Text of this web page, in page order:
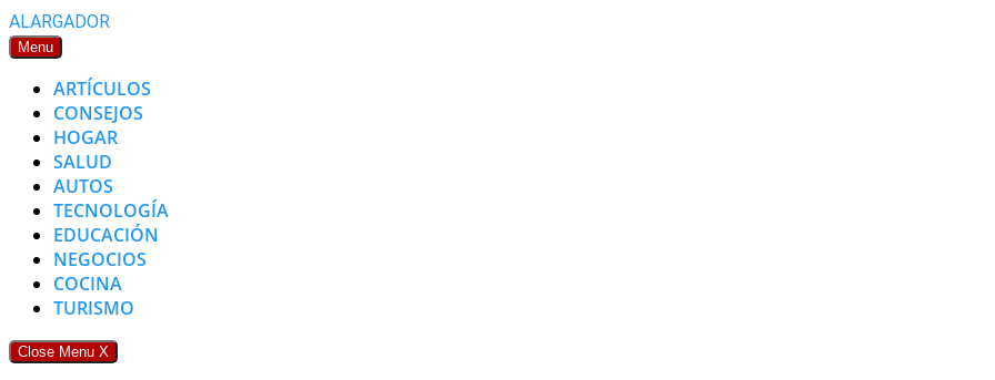
Skip
to
ALARGADOR
Menu
ARTÍCULOS
CONSEJOS
HOGAR
SALUD
AUTOS
TECNOLOGÍA
EDUCACIÓN
NEGOCIOS
COCINA
TURISMO
Close Menu X